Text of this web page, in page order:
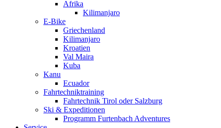
Afrika
Kilimanjaro
E-Bike
Griechenland
Kilimanjaro
Kroatien
Val Maira
Kuba
Kanu
Ecuador
Fahrtechniktraining
Fahrtechnik Tirol oder Salzburg
Ski & Expeditionen
Programm Furtenbach Adventures